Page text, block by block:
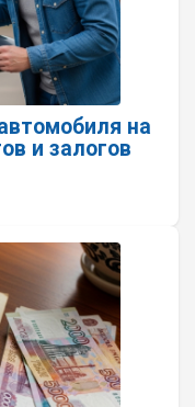
на
и залогов